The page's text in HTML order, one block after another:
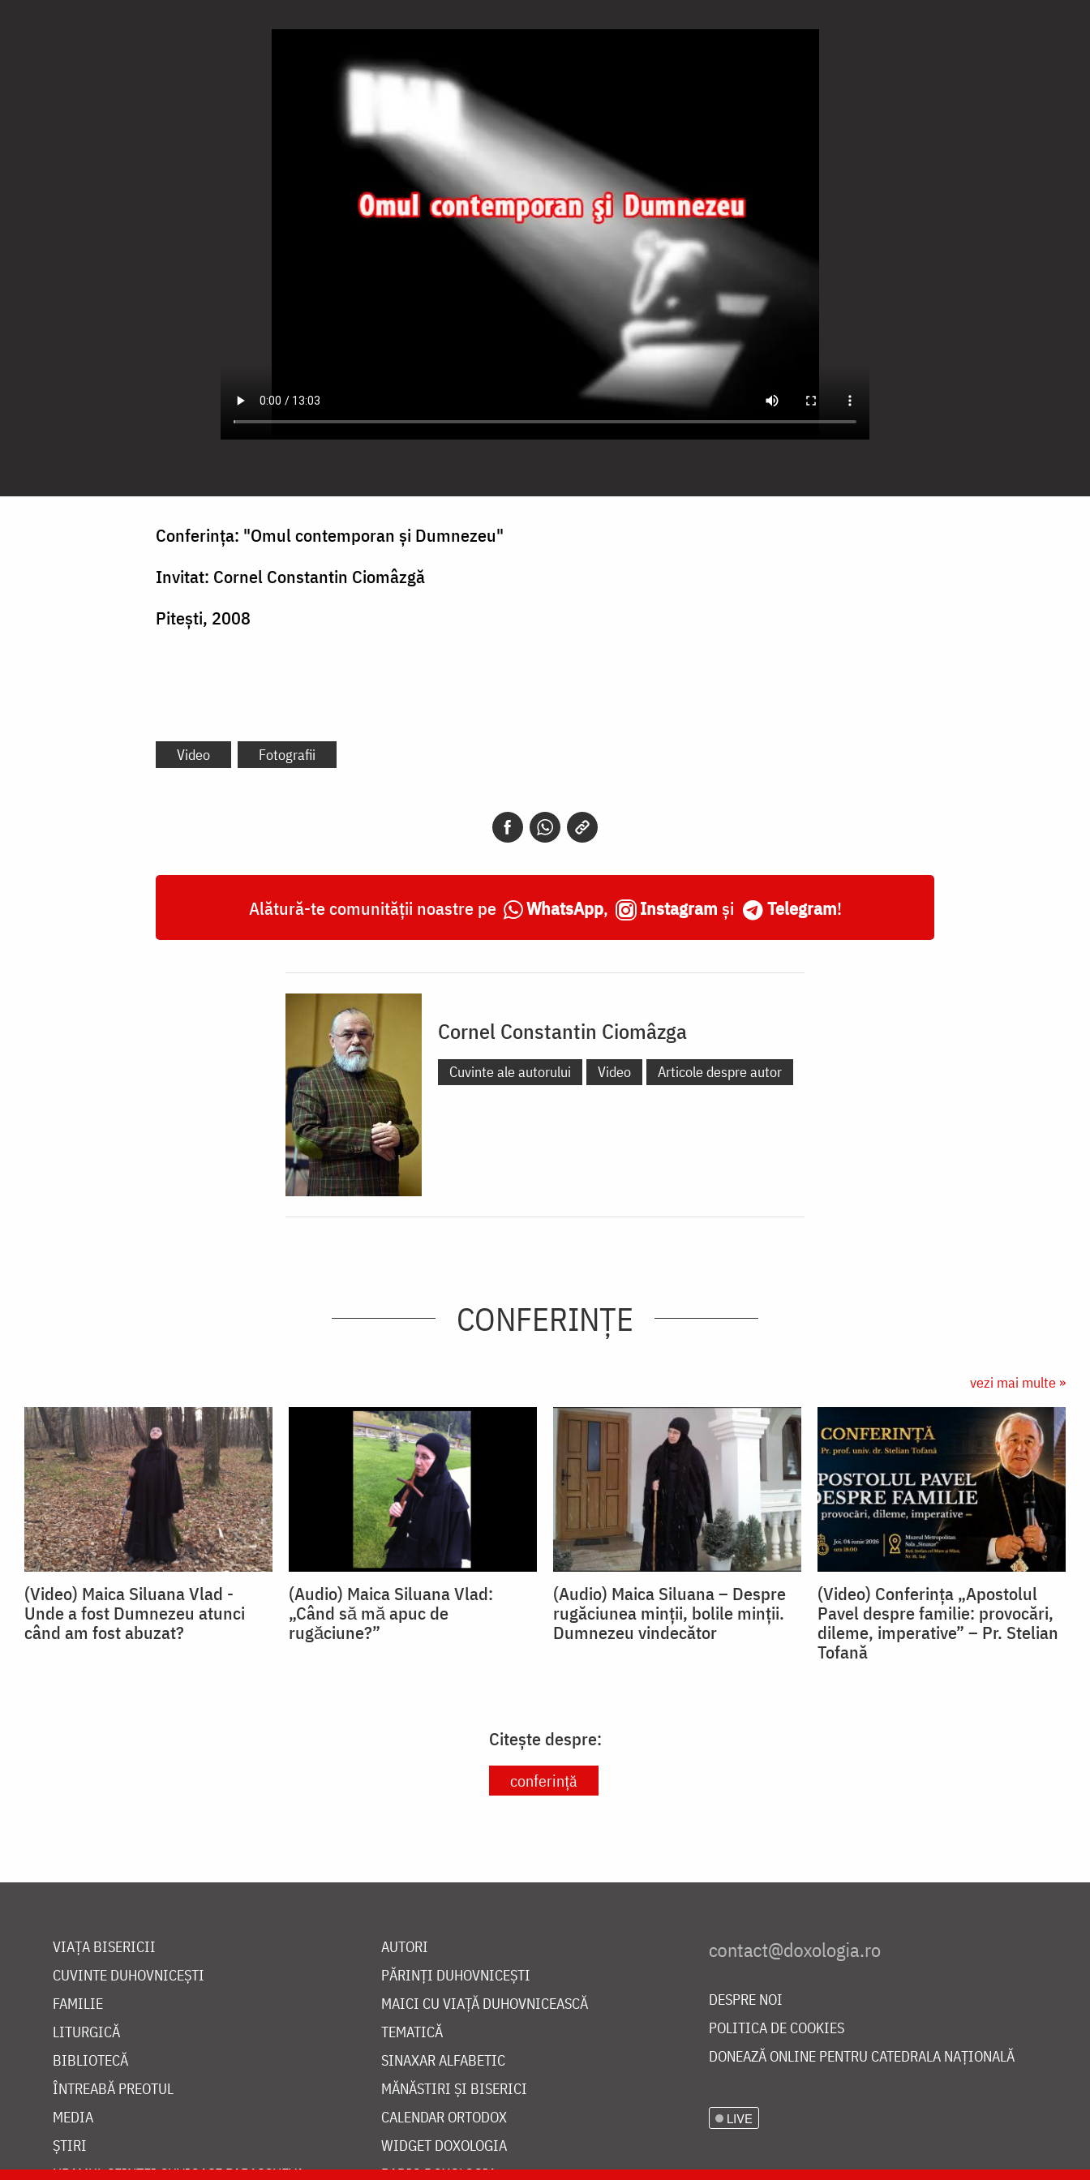
Conferința: "Omul contemporan şi Dumnezeu"
Invitat: Cornel Constantin Ciomâzgă
Piteşti, 2008
Video Fotografii
Alătură-te comunității noastre pe WhatsApp, Instagram și Telegram!
Cornel Constantin Ciomâzga
Cuvinte ale autorului Video Articole despre autor
CONFERINȚE
vezi mai multe »
(Video) Maica Siluana Vlad -
Unde a fost Dumnezeu atunci
când am fost abuzat?
(Audio) Maica Siluana Vlad:
„Când să mă apuc de
rugăciune?”
(Audio) Maica Siluana – Despre
rugăciunea minții, bolile minții.
Dumnezeu vindecător
(Video) Conferința „Apostolul
Pavel despre familie: provocări,
dileme, imperative” – Pr. Stelian
Tofană
Citește despre:
conferință
VIAȚA BISERICII
CUVINTE DUHOVNICEȘTI
FAMILIE
LITURGICĂ
BIBLIOTECĂ
ÎNTREABĂ PREOTUL
MEDIA
ȘTIRI
HRAMUL SFINTEI CUVIOASE PARASCHEVA
AUTORI
PĂRINȚI DUHOVNICEȘTI
MAICI CU VIAȚĂ DUHOVNICEASCĂ
TEMATICĂ
SINAXAR ALFABETIC
MĂNĂSTIRI ȘI BISERICI
CALENDAR ORTODOX
WIDGET DOXOLOGIA
RADIO DOXOLOGIA
DESPRE NOI
POLITICA DE COOKIES
DONEAZĂ ONLINE PENTRU CATEDRALA NAȚIONALĂ
LIVE